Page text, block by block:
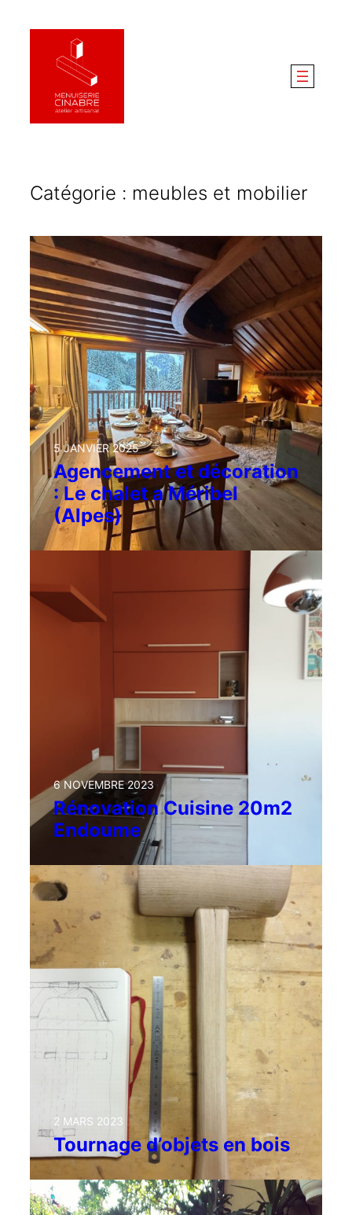
Aller
Catégorie : meubles et mobilier
5 JANVIER 2025
Agencement et décoration
: Le chalet a Méribel
(Alpes)
6 NOVEMBRE 2023
Rénovation Cuisine 20m2
Endoume
2 MARS 2023
Tournage d’objets en bois